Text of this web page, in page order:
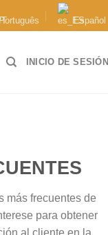
Español
INICIO DE SESIÓN
más frecuentes de
para obtener
al cliente en la